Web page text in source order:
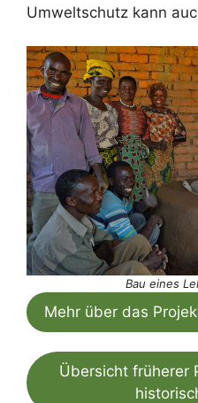
Umweltschutz kann
Bau eines
Mehr über das
Übersicht früherer